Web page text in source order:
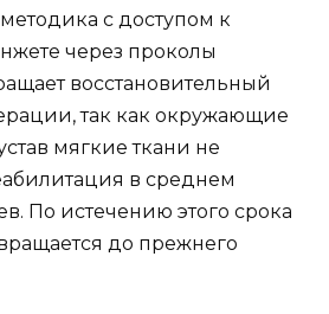
с доступом к
через проколы
восстановительный
так как окружающие
мягкие ткани не
в среднем
По истечению этого срока
до прежнего